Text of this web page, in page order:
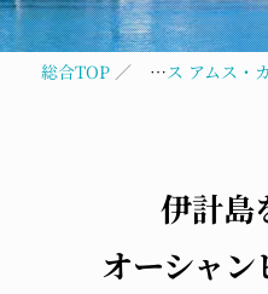
総合TOP リブマックス ア
伊計島
オーシャ